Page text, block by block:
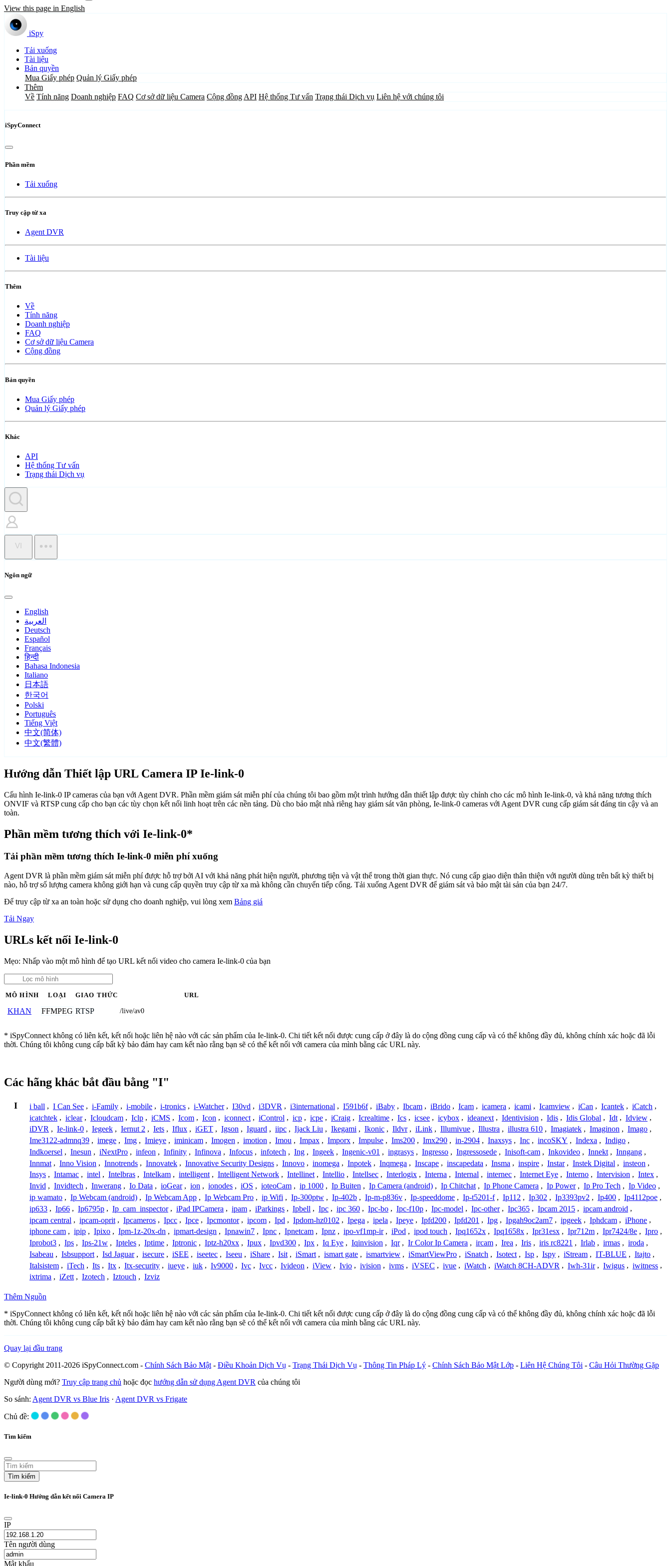
View this page in English
iSpy
Tải xuống
Tài liệu
Bản quyền
Mua Giấy phép Quản lý Giấy phép
Thêm
Về Tính năng Doanh nghiệp FAQ Cơ sở dữ liệu Camera Cộng đồng API Hệ thống Tư vấn Trạng thái Dịch vụ Liên hệ với chúng tôi
iSpyConnect
Phần mềm
Tải xuống
Truy cập từ xa
Agent DVR
Tài liệu
Thêm
Về
Tính năng
Doanh nghiệp
FAQ
Cơ sở dữ liệu Camera
Cộng đồng
Bản quyền
Mua Giấy phép
Quản lý Giấy phép
Khác
API
Hệ thống Tư vấn
Trạng thái Dịch vụ
VI
Ngôn ngữ
English
العربية
Deutsch
Español
Français
हिन्दी
Bahasa Indonesia
Italiano
日本語
한국어
Polski
Português
Tiếng Việt
中文(简体)
中文(繁體)
Hướng dẫn Thiết lập URL Camera IP Ie-link-0
Cấu hình Ie-link-0 IP cameras của bạn với Agent DVR. Phần mềm giám sát miễn phí của chúng tôi bao gồm một trình hướng dẫn thiết lập được tùy chỉnh cho các mô hình Ie-link-0, và khả năng tương thích
ONVIF và RTSP cung cấp cho bạn các tùy chọn kết nối linh hoạt trên các nền tảng. Dù cho bảo mật nhà riêng hay giám sát văn phòng, Ie-link-0 cameras với Agent DVR cung cấp giám sát đáng tin cậy và an
toàn.
Phần mềm tương thích với Ie-link-0*
Tải phần mềm tương thích Ie-link-0 miễn phí xuống
Agent DVR là phần mềm giám sát miễn phí được hỗ trợ bởi AI với khả năng phát hiện người, phương tiện và vật thể trong thời gian thực. Nó cung cấp giao diện thân thiện với người dùng trên bất kỳ thiết bị
nào, hỗ trợ số lượng camera không giới hạn và cung cấp quyền truy cập từ xa mà không cần chuyển tiếp cổng. Tải xuống Agent DVR để giám sát và bảo mật tài sản của bạn 24/7.
Để truy cập từ xa an toàn hoặc sử dụng cho doanh nghiệp, vui lòng xem Bảng giá
Tải Ngay
URLs kết nối Ie-link-0
Mẹo: Nhấp vào một mô hình để tạo URL kết nối video cho camera Ie-link-0 của bạn
MÔ HÌNH LOẠI GIAO THỨC URL
KHAN FFMPEG RTSP /live/av0
* iSpyConnect không có liên kết, kết nối hoặc liên hệ nào với các sản phẩm của Ie-link-0. Chi tiết kết nối được cung cấp ở đây là do cộng đồng cung cấp và có thể không đầy đủ, không chính xác hoặc đã lỗi
thời. Chúng tôi không cung cấp bất kỳ bảo đảm hay cam kết nào rằng bạn sẽ có thể kết nối với camera của mình bằng các URL này.
Các hãng khác bắt đầu bằng "I"
I i ball , I Can See , i-Family , i-mobile , i-tronics , i-Watcher , I30vd , i3DVR , i3international , I591b6f , iBaby , Ibcam , iBrido , Icam , icamera , icami , Icamview , iCan , Icantek , iCatch ,
icatchtek , iclear , Icloudcam , Iclp , iCMS , Icom , Icon , iconnect , iControl , icp , icpe , iCraig , Icrealtime , Ics , icsee , icybox , ideanext , Identivision , Idis , Idis Global , Idt , Idview ,
iDVR , Ie-link-0 , Iegeek , Iernut 2 , Iets , Iflux , iGET , Igson , Iguard , iipc , Ijack Liu , Ikegami , Ikonic , Ildvr , iLink , Illumivue , Illustra , illustra 610 , Imagiatek , Imaginon , Imago ,
Ime3122-admnq39 , imege , Img , Imieye , iminicam , Imogen , imotion , Imou , Impax , Imporx , Impulse , Ims200 , Imx290 , in-2904 , Inaxsys , Inc , incoSKY , Indexa , Indigo ,
Indkoersel , Inesun , iNextPro , infeon , Infinity , Infinova , Infocus , infotech , Ing , Ingeek , Ingenic-v01 , ingrasys , Ingresso , Ingressosede , Inisoft-cam , Inkovideo , Innekt , Inngang ,
Innmat , Inno Vision , Innotrends , Innovatek , Innovative Security Designs , Innovo , inomega , Inpotek , Inqmega , Inscape , inscapedata , Insma , inspire , Instar , Instek Digital , insteon ,
Insys , Intamac , intel , Intelbras , Intelkam , intelligent , Intelligent Network , Intellinet , Intellio , Intellsec , Interlogix , Interna , Internal , internec , Internet Eye , Interno , Intervision , Intex ,
Invid , Invidtech , Inwerang , Io Data , ioGear , ion , ionodes , iOS , ioteoCam , ip 1000 , Ip Buiten , Ip Camera (android) , Ip Chitchat , Ip Phone Camera , Ip Power , Ip Pro Tech , Ip Video ,
ip wamato , Ip Webcam (android) , Ip Webcam App , Ip Webcam Pro , ip Wifi , Ip-300ptw , Ip-402b , Ip-m-p836v , Ip-speeddome , Ip-t5201-f , Ip112 , Ip302 , Ip3393pv2 , Ip400 , Ip4112poe ,
ip633 , Ip66 , Ip6795p , Ip_cam_inspector , iPad IPCamera , ipam , iParkings , Ipbell , Ipc , ipc 360 , Ipc-bo , Ipc-f10p , Ipc-model , Ipc-other , Ipc365 , Ipcam 2015 , ipcam android ,
ipcam central , ipcam-oprit , Ipcameros , Ipcc , Ipce , Ipcmontor , ipcom , Ipd , Ipdom-hz0102 , Ipega , ipela , Ipeye , Ipfd200 , Ipfd201 , Ipg , Ipgah9oc2am7 , ipgeek , Iphdcam , iPhone ,
iphone cam , ipip , Ipixo , Ipm-1z-20x-dn , ipmart-design , Ipnawin7 , Ipnc , Ipnetcam , Ipnz , ipo-vf1mp-ir , iPod , ipod touch , Ipq1652x , Ipq1658x , Ipr31esx , Ipr712m , Ipr7424/8e , Ipro ,
Iprobot3 , Ips , Ips-21w , Ipteles , Iptime , Iptronic , Iptz-h20xx , Ipux , Ipvd300 , Ipx , Iq Eye , Iqinvision , Iqr , Ir Color Ip Camera , ircam , Irea , Iris , iris rc8221 , Irlab , irmas , iroda ,
Isabeau , Isbsupport , Isd Jaguar , isecure , iSEE , iseetec , Iseeu , iShare , Isit , iSmart , ismart gate , ismartview , iSmartViewPro , iSnatch , Isotect , Isp , Ispy , iStream , IT-BLUE , Itajto ,
Italsistem , iTech , Its , Itx , Itx-security , iueye , iuk , Iv9000 , Ivc , Ivcc , Ivideon , iView , Ivio , ivision , ivms , iVSEC , ivue , iWatch , iWatch 8CH-ADVR , Iwh-31ir , Iwigus , iwitness ,
ixtrima , iZett , Izotech , Iztouch , Izviz
Thêm Nguồn
* iSpyConnect không có liên kết, kết nối hoặc liên hệ nào với các sản phẩm của Ie-link-0. Chi tiết kết nối được cung cấp ở đây là do cộng đồng cung cấp và có thể không đầy đủ, không chính xác hoặc đã lỗi
thời. Chúng tôi không cung cấp bất kỳ bảo đảm hay cam kết nào rằng bạn sẽ có thể kết nối với camera của mình bằng các URL này.
Quay lại đầu trang
© Copyright 2011-2026 iSpyConnect.com - Chính Sách Bảo Mật - Điều Khoản Dịch Vụ - Trạng Thái Dịch Vụ - Thông Tin Pháp Lý - Chính Sách Bảo Mật Lớp - Liên Hệ Chúng Tôi - Câu Hỏi Thường Gặp
Người dùng mới? Truy cập trang chủ hoặc đọc hướng dẫn sử dụng Agent DVR của chúng tôi
So sánh: Agent DVR vs Blue Iris · Agent DVR vs Frigate
Chủ đề:
Tìm kiếm
Tìm kiếm
Ie-link-0 Hướng dẫn kết nối Camera IP
IP
Tên người dùng
Mật khẩu